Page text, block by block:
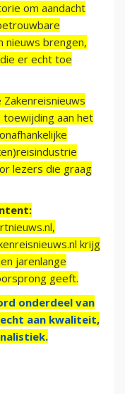
om aandacht
nieuws brengen,
er echt toe
aan het
lezers die graag
krijg
jarenlange
geeft.
onderdeel van
aan kwaliteit,